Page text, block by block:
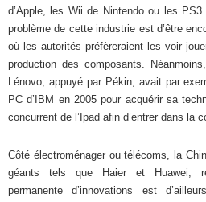
d’Apple, les Wii de Nintendo ou les
problème de cette industrie est d’être
où les autorités préfèreraient les voir
production des composants.
Lénovo, appuyé par Pékin, avait par
PC d’IBM en 2005 pour acquérir sa
concurrent de l’Ipad afin d’entrer dans la
Côté électroménager ou télécoms, la
géants tels que Haier et Huawei,
permanente d’innovations est